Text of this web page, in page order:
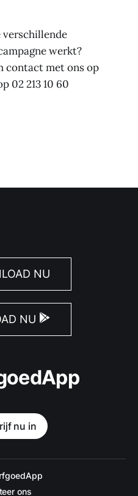
verschillende
werkt?
contact met ons op
02 213 10 60
NU
NU
nu in
ons